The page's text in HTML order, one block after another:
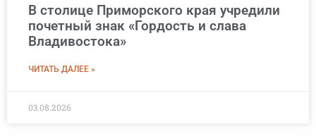
В столице Приморского края учредили
почетный знак «Гордость и слава
Владивостока»
ЧИТАТЬ ДАЛЕЕ »
03.08.2026